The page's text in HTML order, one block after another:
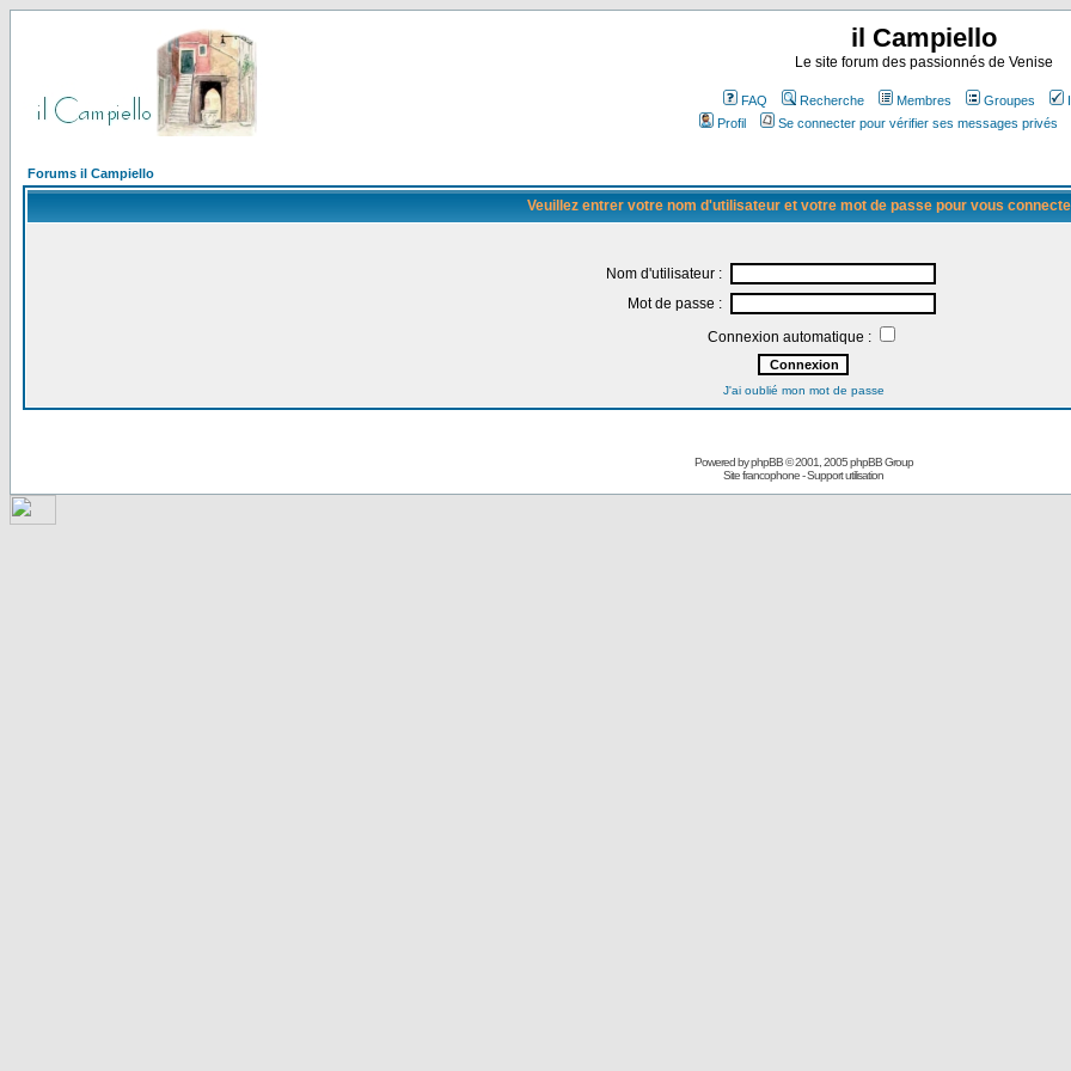
il Campiello
Le site forum des passionnés de Venise
FAQ Recherche Membres Groupes
Profil
Se connecter pour vérifier ses messages privés
Forums il Campiello
Veuillez entrer votre nom d'utilisateur et votre mot de passe pour vous
Nom d'utilisateur :
Mot de passe :
Connexion automatique :
J'ai oublié mon mot de passe
Powered byphpBB© 2001, 2005 phpBB Group
Site francophone-Support utilisation